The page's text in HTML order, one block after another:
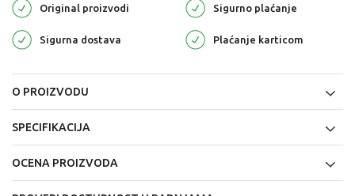
Original proizvodi Sigurno plaćanje
Sigurna dostava Plaćanje karticom
O PROIZVODU
SPECIFIKACIJA
OCENA PROIZVODA